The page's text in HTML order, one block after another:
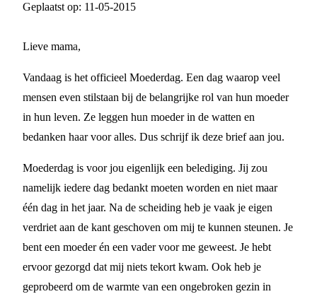
Geplaatst op: 11-05-2015
Lieve mama,
Vandaag is het officieel Moederdag. Een dag waarop veel
mensen even stilstaan bij de belangrijke rol van hun moeder
in hun leven. Ze leggen hun moeder in de watten en
bedanken haar voor alles. Dus schrijf ik deze brief aan jou.
Moederdag is voor jou eigenlijk een belediging. Jij zou
namelijk iedere dag bedankt moeten worden en niet maar
één dag in het jaar. Na de scheiding heb je vaak je eigen
verdriet aan de kant geschoven om mij te kunnen steunen. Je
bent een moeder én een vader voor me geweest. Je hebt
ervoor gezorgd dat mij niets tekort kwam. Ook heb je
geprobeerd om de warmte van een ongebroken gezin in